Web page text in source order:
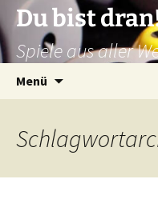
Zum
Inhalt
springen
Du bist
Spiele aus aller
Menü